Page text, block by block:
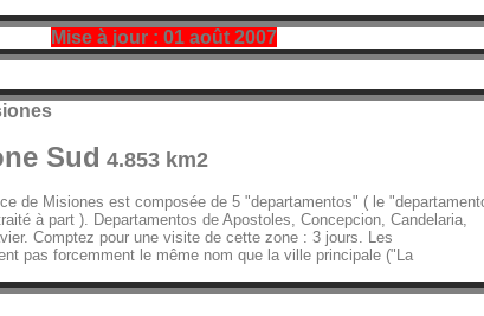
Mise à jour : 01 août 2007
Sud 4.853 km2
de Misiones est composée de 5 "departamentos" ( le
à part ). Departamentos de Apostoles, Concepcion, Candelaria,
Comptez pour une visite de cette zone : 3 jours. Les
pas forcemment le même nom que la ville principale ("La